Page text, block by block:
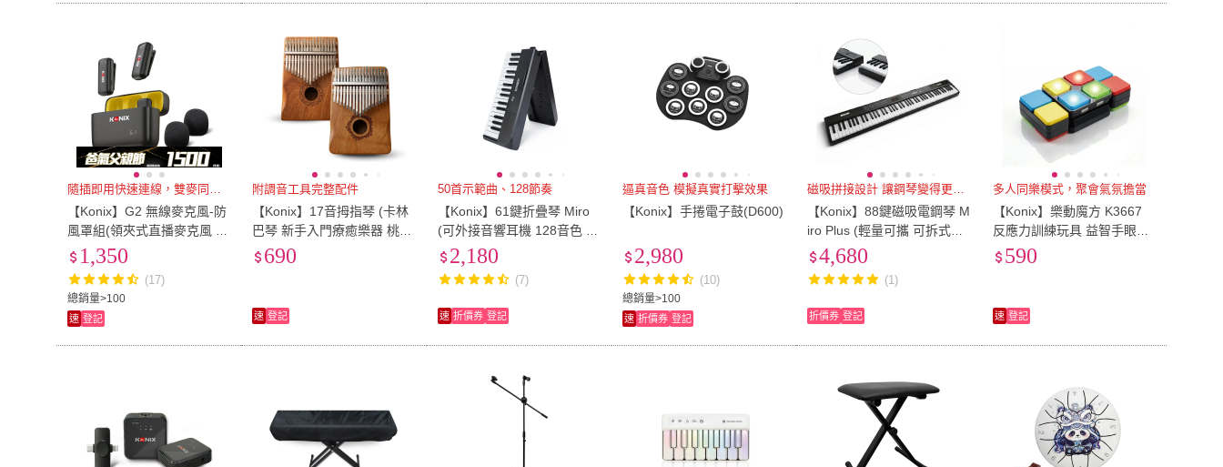
隨插即用快速連線，雙麥同步錄音
【Konix】G2 無線麥克風-防
風罩組(領夾式直播麥克風 加
厚海綿 可降低風切聲)
總銷量>100
1,350
(17)
速 登記
附調音工具完整配件
【Konix】17音拇指琴 (卡林
巴琴 新手入門療癒樂器 桃花
心木製)
690
速 登記
50首示範曲、128節奏
【Konix】61鍵折疊琴 Miro
(可外接音響耳機 128音色 雙
鍵盤教學模式鋼琴入門推薦)
2,180
(7)
速 折價券 登記
逼真音色 模擬真實打擊效果
【Konix】手捲電子鼓(D600)
總銷量>100
2,980
(10)
速 折價券 登記
磁吸拼接設計 讓鋼琴變得更自由
【Konix】88鍵磁吸電鋼琴 M
iro Plus (輕量可攜 可拆式鍵
盤 900音色 重錘手感)
4,680
(1)
折價券 登記
多人同樂模式，聚會氣氛擔當
【Konix】樂動魔方 K3667
反應力訓練玩具 益智手眼協
調 多人派對互動遊戲 記憶力
590
速 登記